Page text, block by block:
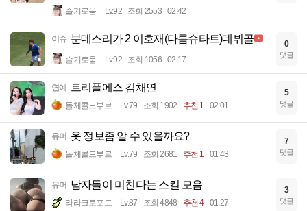
슬기로움 Lv.92 조회 2553 02:42
이슈 분데스리가 2 이호재(다름슈타트)데뷔골
슬기로움 Lv.92 조회 1056 02:17
0
댓글
연예 트리플에스 김채연
돌체콜드부르 Lv.79 조회 1902 추천 1 02:01
5
댓글
유머 옷 정보좀 알 수 있을까요?
돌체콜드부르 Lv.79 조회 2681 추천 1 01:43
7
댓글
유머 남자들이 미친다는 스킬 모음
라라크로포드 Lv.87 조회 4848 추천 4 01:27
3
댓글